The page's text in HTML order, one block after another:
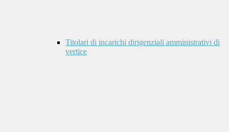
Titolari di incarichi dirigenziali amministrativi di
vertice